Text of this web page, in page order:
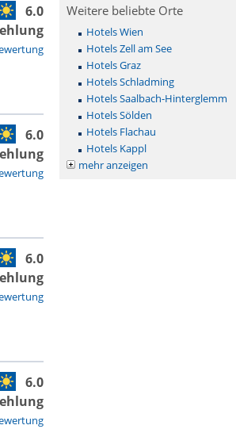
6.0
6.0
6.0
6.0
Weitere beliebte Orte
Hotels Wien
Hotels Zell am See
Hotels Graz
Hotels Schladming
Hotels Saalbach-Hinterglemm
Hotels Sölden
Hotels Flachau
Hotels Kappl
mehr anzeigen